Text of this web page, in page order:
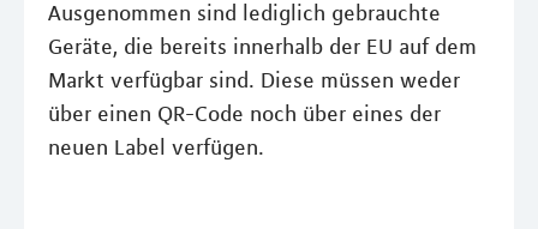
Ausgenommen sind lediglich gebrauchte
Geräte, die bereits innerhalb der EU auf dem
Markt verfügbar sind. Diese müssen weder
über einen QR-Code noch über eines der
neuen Label verfügen.